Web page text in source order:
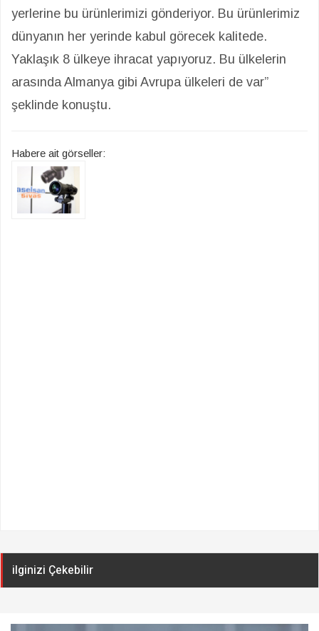
yerlerine bu ürünlerimizi gönderiyor. Bu ürünlerimiz
dünyanın her yerinde kabul görecek kalitede.
Yaklaşık 8 ülkeye ihracat yapıyoruz. Bu ülkelerin
arasında Almanya gibi Avrupa ülkeleri de var”
şeklinde konuştu.
Habere ait görseller:
ilginizi Çekebilir